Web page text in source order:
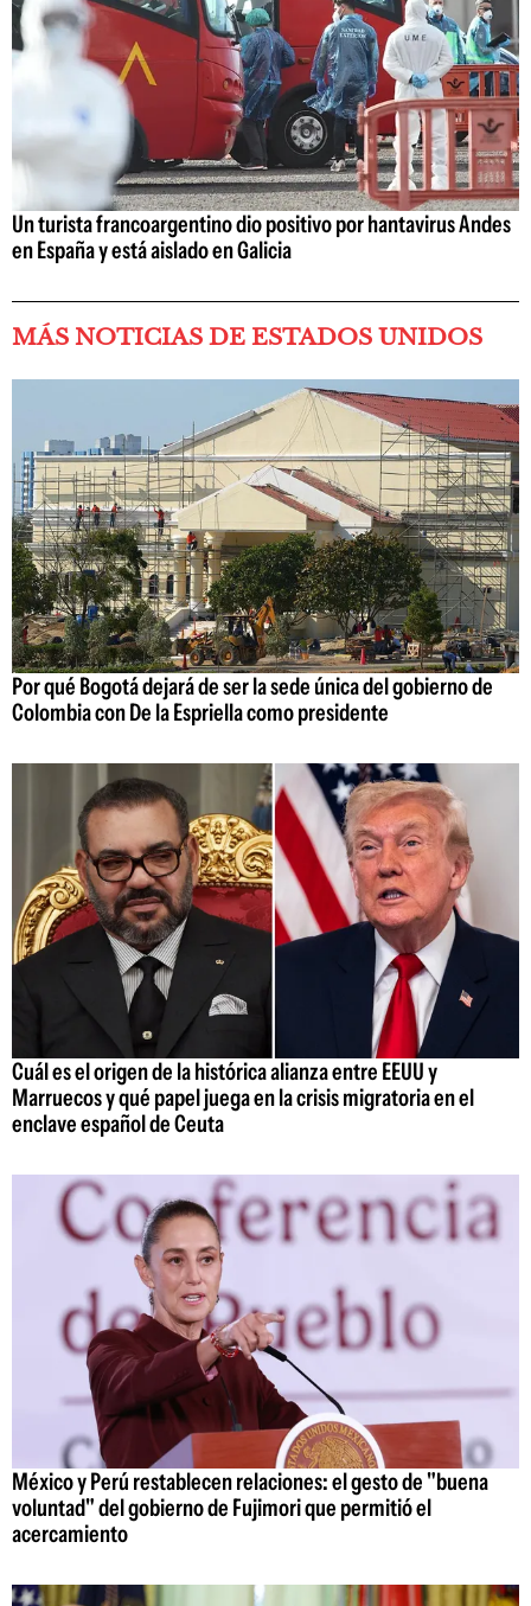
Un turista francoargentino dio positivo por hantavirus Andes
en España y está aislado en Galicia
MÁS NOTICIAS DE ESTADOS UNIDOS
Por qué Bogotá dejará de ser la sede única del gobierno de
Colombia con De la Espriella como presidente
Cuál es el origen de la histórica alianza entre EEUU y
Marruecos y qué papel juega en la crisis migratoria en el
enclave español de Ceuta
México y Perú restablecen relaciones: el gesto de "buena
voluntad" del gobierno de Fujimori que permitió el
acercamiento